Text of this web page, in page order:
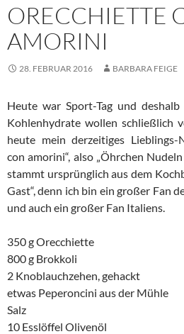
ORECCHIETTE
AMORINI
28. FEBRUAR 2016 BARBARA FEIGE
Heute war Sport-Tag und
Kohlenhydrate wollen schließlich
heute mein derzeitiges Lieblings-
con amorini“, also „Öhrchen
stammt ursprünglich aus dem
Gast“, denn ich bin ein großer Fan
und auch ein großer Fan Italiens.
350 g Orecchiette
800 g Brokkoli
2 Knoblauchzehen, gehackt
etwas Peperoncini aus der Mühle
Salz
10 Esslöffel Olivenöl